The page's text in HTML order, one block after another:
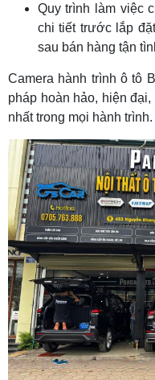
Quy trình làm việc
chi tiết trước lắp
sau bán hàng tận
Camera hành trình ô tô
pháp hoàn hảo, hiện
nhất trong mọi hành trình.